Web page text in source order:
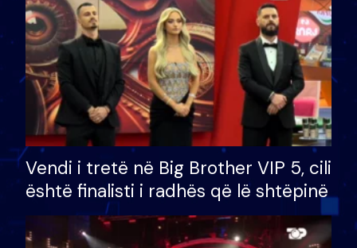
Vendi i tretë në Big Brother VIP 5, cili
është finalisti i radhës që lë shtëpinë